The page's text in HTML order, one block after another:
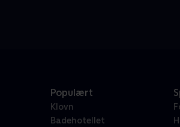
Populært
Klovn
Badehotellet